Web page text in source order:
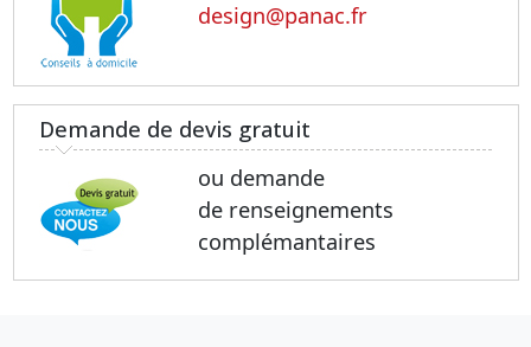
design@panac.fr
Demande de devis gratuit
ou demande
de renseignements
complémantaires